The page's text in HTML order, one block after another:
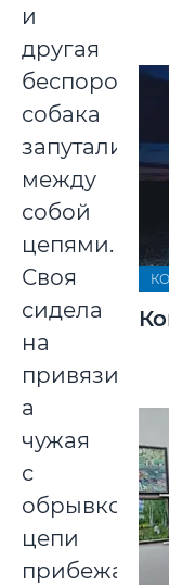
и
другая
собака
запутались
между
собой
цепями.
Своя
сидела
на
привязи,
а
чужая
с
обрывком
цепи
прибежала.